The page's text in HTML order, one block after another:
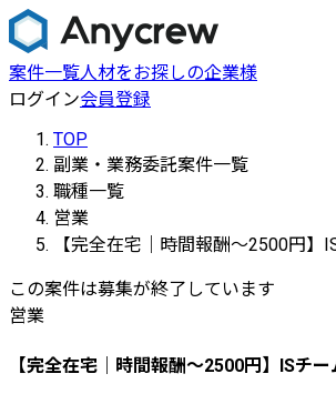
案件一覧人材をお探しの企業様
ログイン会員登録
TOP
副業・業務委託案件一覧
職種一覧
営業
【完全在宅｜時間報酬〜2500円】
この案件は募集が終了しています
営業
【完全在宅｜時間報酬〜2500円】ISチ